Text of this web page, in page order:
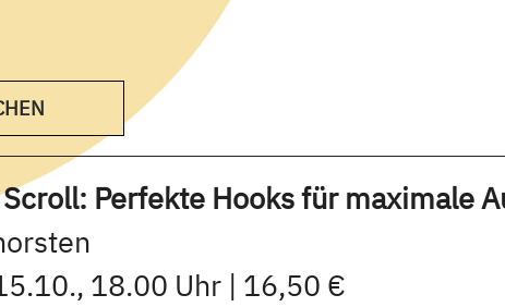
Perfekte Hooks für maximale
18.00 Uhr | 16,50 €